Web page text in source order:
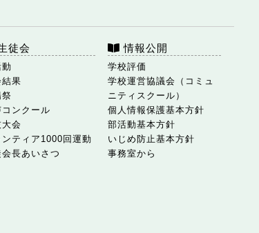
徒会
結果
コンクール
会
ンティア1000回運動
長あいさつ
情報公開
学校評価
学校運営協議会（コミュ
ニティスクール）
個人情報保護基本方針
部活動基本方針
いじめ防止基本方針
事務室から